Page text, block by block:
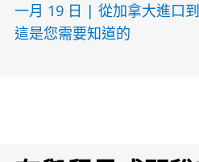
一月 19 日 | 從加拿大進口
這是您需要知道的